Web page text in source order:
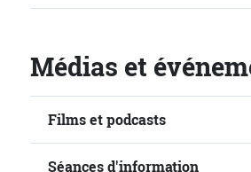
Médias et
Films et podcasts
Séances d'information